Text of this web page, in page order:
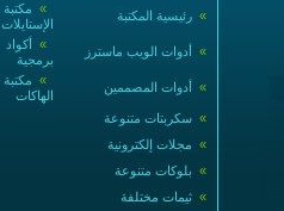
» مكتبة
الإستايلات
» رئيسية المكتبة
» أكواد
برمجية
» أدوات الويب ماسترز
» مكتبة
الهاكات
» أدوات المصممين
» سكربتات متنوعة
» مجلات إلكترونية
» بلوكات متنوعة
» ثيمات مختلفة